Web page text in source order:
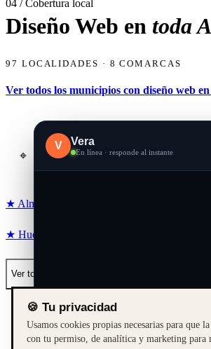
04 / Cobertura local
Diseño Web en toda
97 LOCALIDADES · 8 COMARCAS
Ver todos los municipios con diseño web
⌖ BUSCA TU PUEBLO…
★ Almería
★ Huércal-Overa
Ver todos →
🍪 Tu privacidad
Usamos cookies propias necesarias para que
con tu permiso, de analítica y marketing para
V Vera
En línea · responde al instante